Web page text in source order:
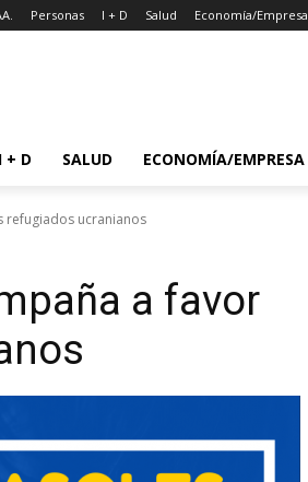
Personas I + D Salud Economía/Empresa
I + D SALUD ECONOMÍA/EMPRESA
refugiados ucranianos
a favor